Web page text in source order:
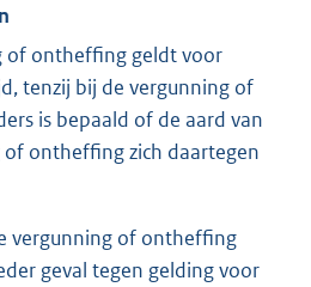
of ontheffing geldt voor
tenzij bij de vergunning of
is bepaald of de aard van
of ontheffing zich daartegen
vergunning of ontheffing
geval tegen gelding voor